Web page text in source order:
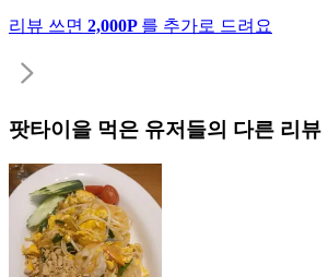
리뷰 쓰면 2,000P 를 추가로 드려요
팟타이 을 먹은 유저들의 다른 리뷰